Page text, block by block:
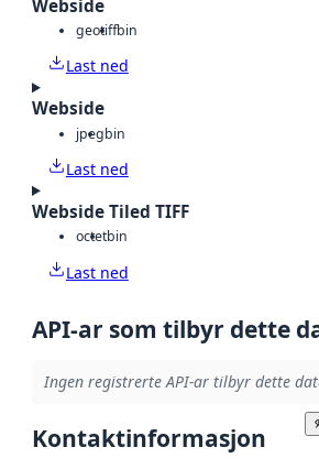
Webside
geotiffbin
Last ned
Webside
jpegbin
Last ned
Webside Tiled TIFF
octetbin
Last ned
API-ar som tilbyr dette
Ingen registrerte API-ar tilbyr dette
Kontaktinformasjon